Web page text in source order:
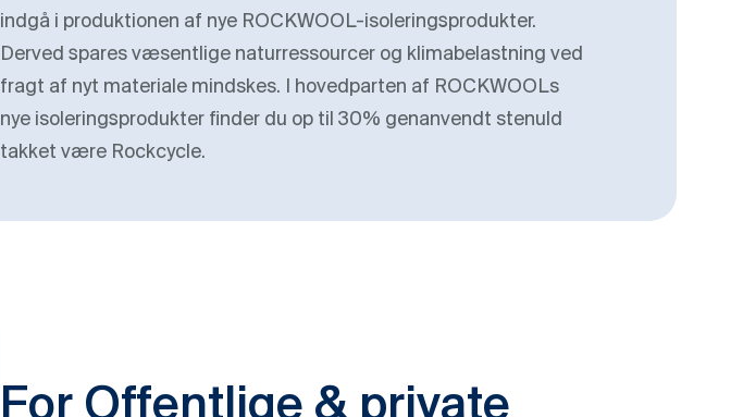
indgå i produktionen af nye ROCKWOOL-isoleringsprodukter.
Derved spares væsentlige naturressourcer og klimabelastning ved
fragt af nyt materiale mindskes. I hovedparten af ROCKWOOLs
nye isoleringsprodukter finder du op til 30% genanvendt stenuld
takket være Rockcycle.
For Offentlige & private